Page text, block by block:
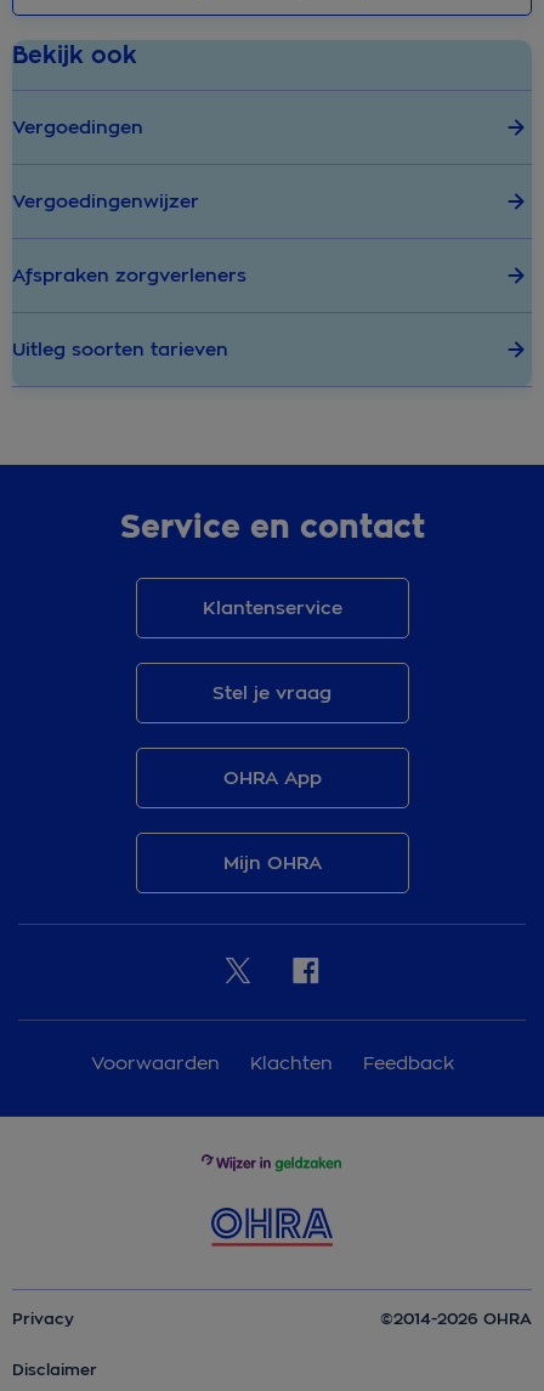
Bekijk ook
Vergoedingen
Vergoedingenwijzer
Afspraken zorgverleners
Uitleg soorten tarieven
Service en contact
Klantenservice
Stel je vraag
OHRA App
Mijn OHRA
Voorwaarden Klachten Feedback
Privacy
Disclaimer
©2014-2026 OHRA